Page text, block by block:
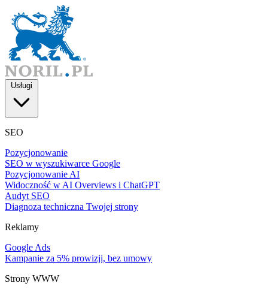
Usługi
SEO
Pozycjonowanie
SEO w wyszukiwarce Google
Pozycjonowanie AI
Widoczność w AI Overviews i ChatGPT
Audyt SEO
Diagnoza techniczna Twojej strony
Reklamy
Google Ads
Kampanie za 5% prowizji, bez umowy
Strony WWW